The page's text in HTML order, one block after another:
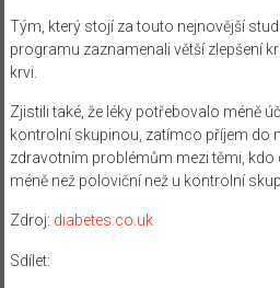
Tým, který stojí za touto nejnovější
programu zaznamenali větší zlepšení
krvi.
Zjistili také, že léky potřebovalo méně
kontrolní skupinou, zatímco příjem do
zdravotním problémům mezi těmi, kdo
méně než poloviční než u kontrolní
Zdroj: diabetes.co.uk
Sdílet: